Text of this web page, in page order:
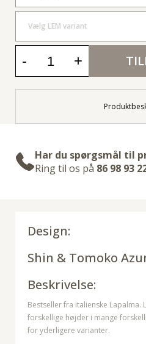
Vælg LEM variant
- +
Har du spørgsmål til
Ring til os på 86 98 93
Design:
Shin & Tomoko
Beskrivelse:
Bestseller fra italienske Lapalma.
forskellige højder i mange
for yderligere varianter.